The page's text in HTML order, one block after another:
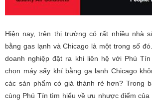
Hiện nay, trên thị trường có rất nhiều nhà
bằng gas lạnh và Chicago là một trong số
doanh nghiệp đặt ra khi liên hệ với Phú
chọn máy sấy khí bằng ga lạnh Chicago
các sản phẩm có giá thành rẻ hơn? Trong
cùng Phú Tín tìm hiểu về ưu nhược điểm của